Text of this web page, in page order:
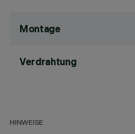
Montage
Verdrahtung
HINWEISE